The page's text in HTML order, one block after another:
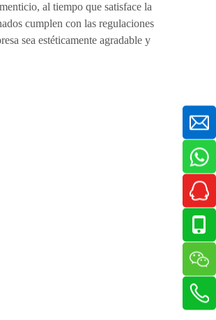
al tiempo que satisface la
cumplen con las regulaciones
sea estéticamente agradable y